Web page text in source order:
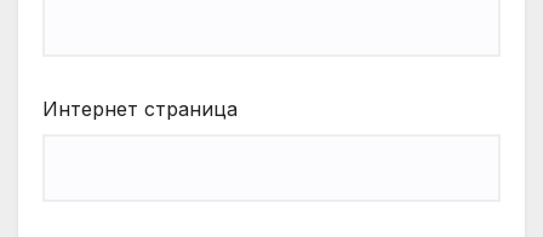
Интернет страница